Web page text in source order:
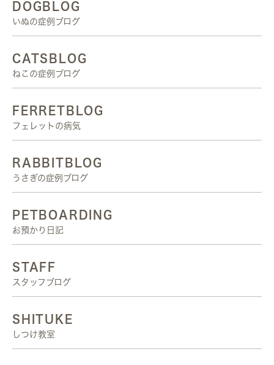
DOGBLOG
いぬの症例ブログ
CATSBLOG
ねこの症例ブログ
FERRETBLOG
フェレットの病気
RABBITBLOG
うさぎの症例ブログ
PETBOARDING
お預かり日記
STAFF
スタッフブログ
SHITUKE
しつけ教室